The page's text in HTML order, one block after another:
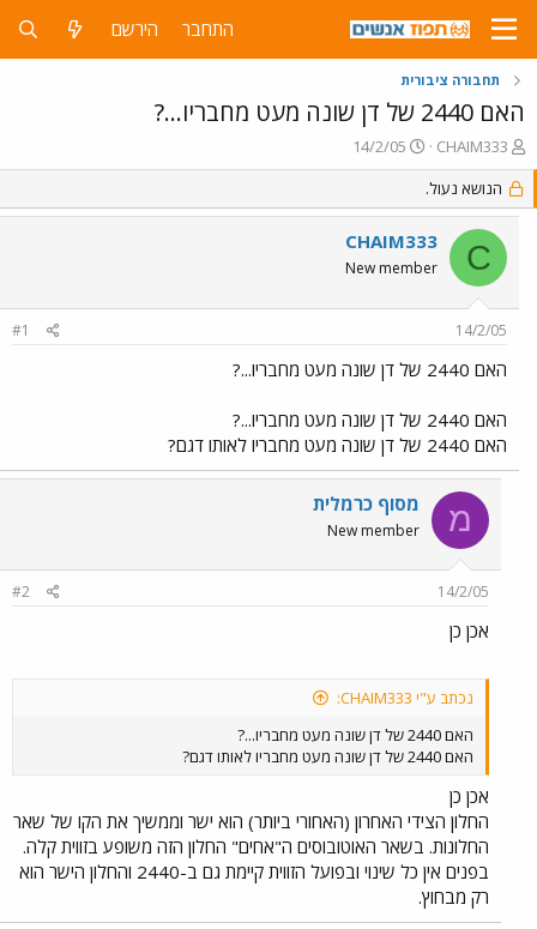
התחבר הירשם
תחבורה ציבורית
האם 2440 של דן שונה מעט מחבריו...?
פ
ו
ת
ח
נ
CHAIM333
פ
ו
ס
ם
ב
ת
ך
14/2/05
הנושא נעול.
C
CHAIM333
New member
14/2/05
#1
האם 2440 של דן שונה מעט מחבריו...?
האם 2440 של דן שונה מעט מחבריו...?
האם 2440 של דן שונה מעט מחבריו לאותו דגם?
מ מסוף כרמלית
New member
14/2/05
#2
אכן כן
נכתב ע"י CHAIM333:
האם 2440 של דן שונה מעט מחבריו...?
האם 2440 של דן שונה מעט מחבריו לאותו דגם?
אכן כן
החלון הצידי האחרון (האחורי ביותר) הוא ישר וממשיך את הקו של שאר
החלונות. בשאר האוטובוסים ה"אחים" החלון הזה משופע בזווית קלה.
בפנים אין כל שינוי ובפועל הזווית קיימת גם ב-2440 והחלון הישר הוא
רק מבחוץ.